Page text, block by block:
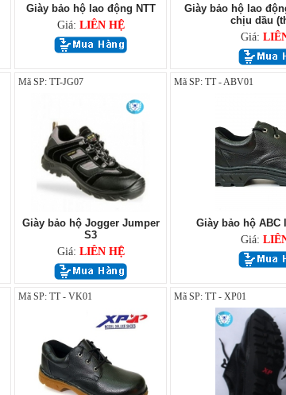
Giày bảo hộ lao động NTT
Giá: LIÊN HỆ
Giày bảo hộ lao
chịu dầu
Giá:
Mã SP: TT-JG07
Giày bảo hộ Jogger Jumper
S3
Giá: LIÊN HỆ
Mã SP: TT - ABV01
Giày bảo hộ ABC
Giá:
Mã SP: TT - VK01 Mã SP: TT - XP01